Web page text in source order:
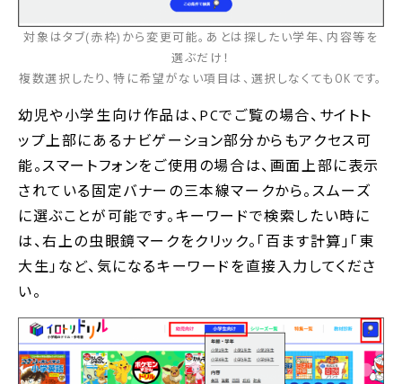
対象はタブ(赤枠)から変更可能。あとは探したい学年、内容等を
選ぶだけ！
複数選択したり、特に希望がない項目は、選択しなくてもOKです。
幼児や小学生向け作品は、PCでご覧の場合、サイトト
ップ上部にあるナビゲーション部分からもアクセス可
能。スマートフォンをご使用の場合は、画面上部に表示
されている固定バナーの三本線マークから。スムーズ
に選ぶことが可能です。キーワードで検索したい時に
は、右上の虫眼鏡マークをクリック。｢百ます計算｣｢東
大生｣など、気になるキーワードを直接入力してくださ
い。